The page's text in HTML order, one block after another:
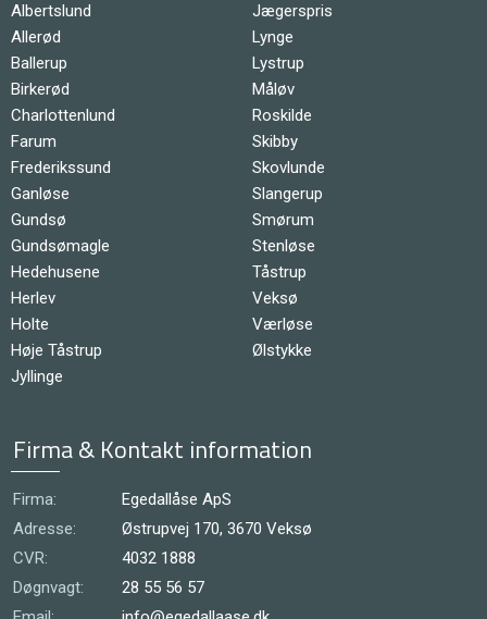
Albertslund
Allerød
Ballerup
Birkerød
Charlottenlund
Farum
Frederikssund
Ganløse
Gundsø
Gundsømagle
Hedehusene
Herlev
Holte
Høje Tåstrup
Jyllinge
Jægerspris
Lynge
Lystrup
Måløv
Roskilde
Skibby
Skovlunde
Slangerup
Smørum
Stenløse
Tåstrup
Veksø
Værløse
Ølstykke
Firma & Kontakt information
Firma:
Egedallåse ApS
Adresse:
Østrupvej 170, 3670 Veksø
CVR:
4032 1888
Døgnvagt:
28 55 56 57